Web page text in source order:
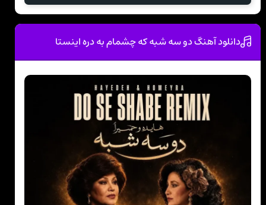
دانلود آهنگ دو سه شبه که چشمام به دره اینستا